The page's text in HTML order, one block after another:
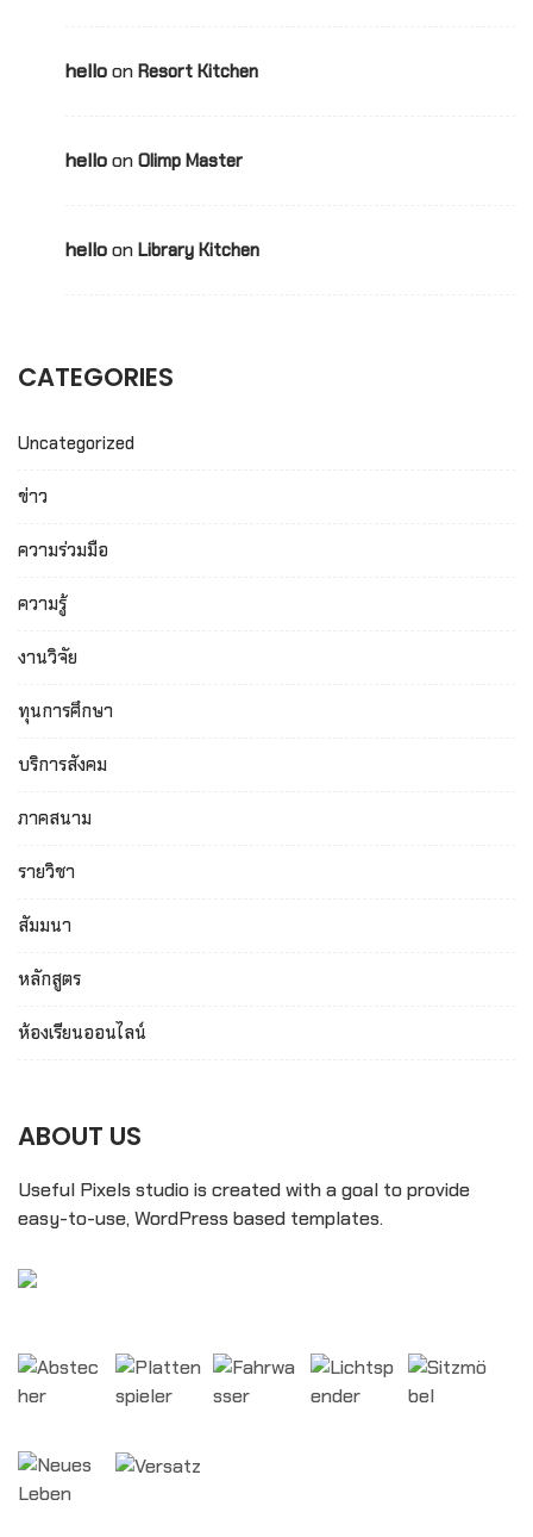
helloon Resort Kitchen
helloon Olimp Master
helloon Library Kitchen
CATEGORIES
Uncategorized
ข่าว
ความร่วมมือ
ความรู้
งานวิจัย
ทุนการศึกษา
บริการสังคม
ภาคสนาม
รายวิชา
สัมมนา
หลักสูตร
ห้องเรียนออนไลน์
ABOUT US
Useful Pixels studio is created with a goal to provide
easy-to-use, WordPress based templates.